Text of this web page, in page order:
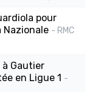
pour
Nazionale - RMC
à Gautier
en Ligue 1 -